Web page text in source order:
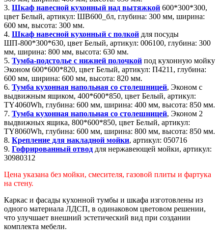
3. Шкаф навесной кухонный над вытяжкой 600*300*300,
цвет Белый, артикул: ШВ600_бл, глубина: 300 мм, ширина:
600 мм, высота: 300 мм.
4. Шкаф навесной кухонный с полкой для посуды
ШП-800*300*630, цвет Белый, артикул: 006100, глубина: 300
мм, ширина: 800 мм, высота: 630 мм.
5. Тумба-подстолье с нижней полочкой под кухонную мойку
Эконом 600*600*820, цвет Белый, артикул: П4211, глубина:
600 мм, ширина: 600 мм, высота: 820 мм.
6. Тумба кухонная напольная со столешницей, Эконом с
выдвижным ящиком, 400*600*850, цвет Белый, артикул:
TY4060Wh, глубина: 600 мм, ширина: 400 мм, высота: 850 мм.
7. Тумба кухонная напольная со столешницей, Эконом 2
выдвижных ящика, 800*600*850, цвет Белый, артикул:
TY8060Wh, глубина: 600 мм, ширина: 800 мм, высота: 850 мм.
8. Крепление для накладной мойки, артикул: 050716
9. Гофрированный отвод для нержавеющей мойки, артикул:
30980312
Цена указана без мойки, смесителя, газовой плиты и фартука
на стену.
Каркас и фасады кухонной тумбы и шкафа изготовлены из
одного материала ЛДСП, в одинаковом цветовом решении,
что улучшает внешний эстетический вид при создании
комплекта мебели.